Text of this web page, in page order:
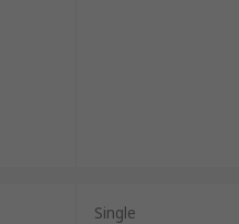
Single